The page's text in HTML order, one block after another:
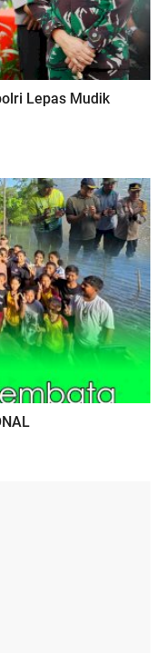
Lepas Mudik